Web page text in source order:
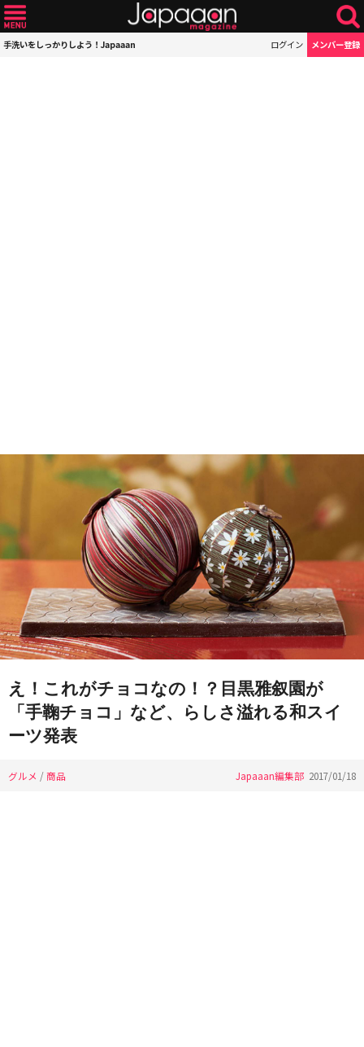
手洗いをしっかりしよう！Japaaan ログイン メンバー登録
え！これがチョコなの！？目黒雅叙園が
「手鞠チョコ」など、らしさ溢れる和スイ
ーツ発表
グルメ /商品 Japaaan編集部 2017/01/18